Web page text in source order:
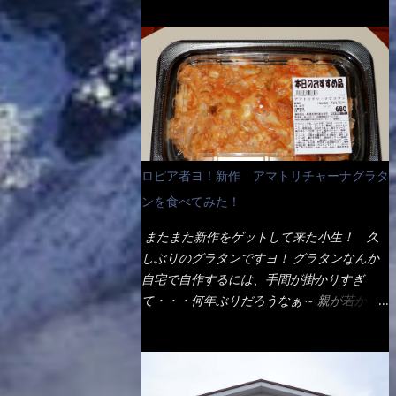
ほど茹で上げた状態です。 当家には、高齢
者がいるので少し柔らかく・・・ 茹で上が
った饂飩は、お店の饂飩に比べ＜細い＞で
す。 どちらかと云えば、稲庭饂飩的な太さ
ですね。 さてこれを、どの様に食べるか？
長葱無かったので、玉葱を刻んで八王子ラー
メン風月見つけうどん！ 冷やし釜あげうど
ん～です。 ラーメン丼に、冷水を軽く張っ
て饂飩を盛り付け、お椀に昆布出汁つゆと長
した。 良いじゃないか～...
が・・・今も変わらないと思うけど・・・
これが出てくると、カウンター中からOH～
と声が飛ぶ！ 写真は、キャベツ少なめでお
願いしています。 皿のサイズは、直径30cm
ほどあります。 そこにドカ盛のキャベツと
御飯にカレーがかかっています。 カレーは
辛く無く、食べやすいタイプです。 それじ
ゃ～カツは、ハムカツ程度の薄さだろう？と
思われるかもしれないが・・・違う！ チャ
も揚げたての熱々です。 これを難なく完食
出来なければ、漢では無い！と云っても過言
ではないだろう。 この他も、兎に角ボリュ
ーム満点で＜薄カツ＞と呼ばれるメニュー
が薄いから、2枚乗せにしたらしいけ
になった乾麺が普通でしょう。マルタイでは
＜棒状＞なのです。 素麺や日本蕎麦などの
乾麺と一緒ですね！ そんなマルタイ棒状ラ
ーメンを、OKストアで見かけ思わず手に取
って買い物篭へ 坦々まぜそばと＜数量限定
＞宮崎辛麺風ラーメン オーッといきなり私
の胃袋をグサッと・・・・ 棒状インスタン
トラーメンのデビューが決まりました。
か・ら・め・ん・辛麺！ 宮崎辛麺はチャル
メラや日清からも出されている、辛口のラー
メンじゃん！！ 酸っぱくしたら、酸辣湯
麺？なんてね。 よし今日のサラメシは、宮
崎辛麺にしよう！ それではまず袋を開ける
ない姿・・・何だかチョッと高級感的
な・・・だって透明なトレイに並んだ棒状麺
ロピア者ヨ！新作 アマトリチャーナグラタ
ンを食べてみた！
またまた新作をゲットして来た小生！ 久
しぶりのグラタンですヨ！ グラタンなんか
自宅で自作するには、手間が掛かりすぎ
て・・・何年ぶりだろうなぁ～ 親が若かり
らしいですよ！ 何処からの情報？ ウィキ